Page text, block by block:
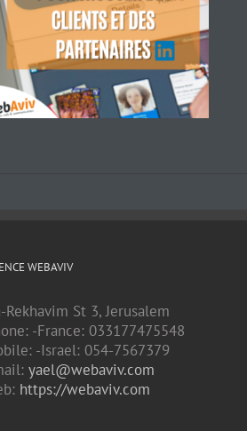
WEBAVIV
Rekhavim St 3, Jerusalem
-France: 033177475548
-Israel: 054-7567379
yael@webaviv.com
https://webaviv.com